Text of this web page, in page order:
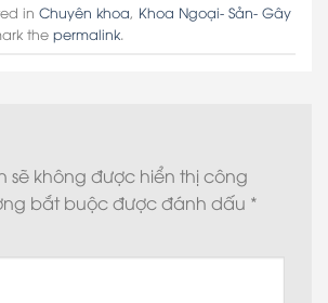
in Chuyên khoa, Khoa Ngoại- Sản- Gây
the permalink.
sẽ không được hiển thị công
bắt buộc được đánh dấu *